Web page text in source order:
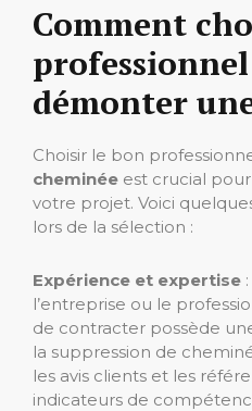
Comment
démonter
Choisir le bon
cheminée est crucial
votre projet. Voici
lors de la sélection :
Expérience et expertise
l’entreprise ou le
de contracter possède
la suppression de
les avis clients et les
indicateurs de